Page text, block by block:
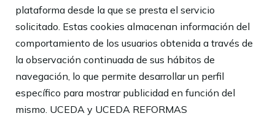
plataforma desde la que se presta el servicio
solicitado. Estas cookies almacenan información del
comportamiento de los usuarios obtenida a través de
la observación continuada de sus hábitos de
navegación, lo que permite desarrollar un perfil
específico para mostrar publicidad en función del
mismo. UCEDA y UCEDA REFORMAS